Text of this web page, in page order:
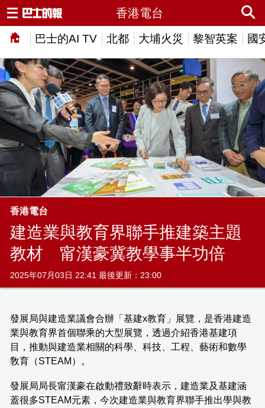
巴士的AI TV 北都 大埔火災 黎智英案 國
香港電台
香港電台
建造業與教育界聯手推建築主題
教材 甯漢豪冀教學事半功倍
2025年07月03日 22:41 最後更新：23:00
發展局與建造業議會合辦「基建x教育」展覽，是香港建造
業與教育界首個聯乘的大型展覽，透過介紹香港基建項
目，推動與建造業相關的科學、科技、工程、藝術和數學
敎育（STEAM）。
發展局局長甯漢豪在啟動禮致辭時表示，建造業及基建涵
蓋很多STEAM元素，今次建造業與教育界聯手推出學與教